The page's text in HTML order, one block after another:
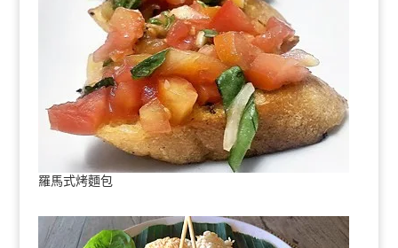
羅馬式烤麵包